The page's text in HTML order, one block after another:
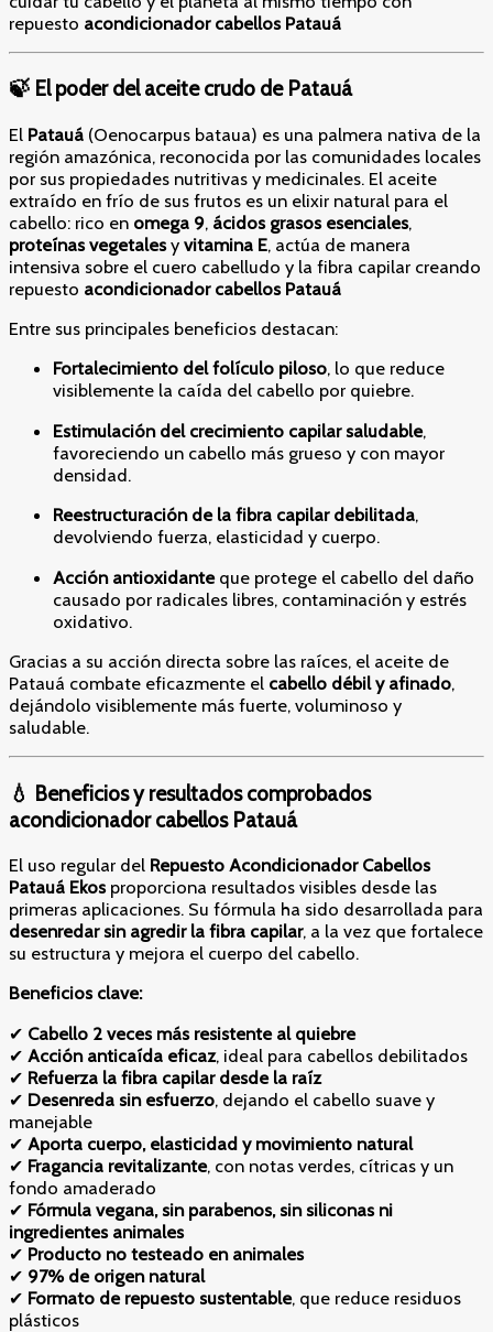
repuesto acondicionador cabellos Patauá
🍃 El poder del aceite crudo de Patauá
El Patauá (Oenocarpus bataua) es una palmera nativa de la
región amazónica, reconocida por las comunidades locales
por sus propiedades nutritivas y medicinales. El aceite
extraído en frío de sus frutos es un elixir natural para el
cabello: rico en omega 9, ácidos grasos esenciales,
proteínas vegetalesy vitamina E, actúa de manera
intensiva sobre el cuero cabelludo y la fibra capilar creando
repuesto acondicionador cabellos Patauá
Entre sus principales beneficios destacan:
Fortalecimiento del folículo piloso, lo que reduce
visiblemente la caída del cabello por quiebre.
Estimulación del crecimiento capilar saludable,
favoreciendo un cabello más grueso y con mayor
densidad.
Reestructuración de la fibra capilar debilitada,
devolviendo fuerza, elasticidad y cuerpo.
Acción antioxidanteque protege el cabello del daño
causado por radicales libres, contaminación y estrés
oxidativo.
Gracias a su acción directa sobre las raíces, el aceite de
Patauá combate eficazmente el cabello débil y afinado,
dejándolo visiblemente más fuerte, voluminoso y
saludable.
💧 Beneficios y resultados comprobados
acondicionador cabellos Patauá
El uso regular del Repuesto Acondicionador Cabellos
Patauá Ekosproporciona resultados visibles desde las
primeras aplicaciones. Su fórmula ha sido desarrollada para
desenredar sin agredir la fibra capilar, a la vez que fortalece
su estructura y mejora el cuerpo del cabello.
Beneficios clave:
✔ Cabello 2 veces más resistente al quiebre
✔ Acción anticaída eficaz, ideal para cabellos debilitados
✔ Refuerza la fibra capilar desde la raíz
✔ Desenreda sin esfuerzo, dejando el cabello suave y
manejable
✔ Aporta cuerpo, elasticidad y movimiento natural
✔ Fragancia revitalizante, con notas verdes, cítricas y un
fondo amaderado
✔ Fórmula vegana, sin parabenos, sin siliconas ni
ingredientes animales
✔ Producto no testeado en animales
✔ 97% de origen natural
✔ Formato de repuesto sustentable, que reduce residuos
plásticos